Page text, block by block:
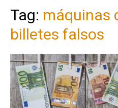
Tag: máquinas
billetes falsos